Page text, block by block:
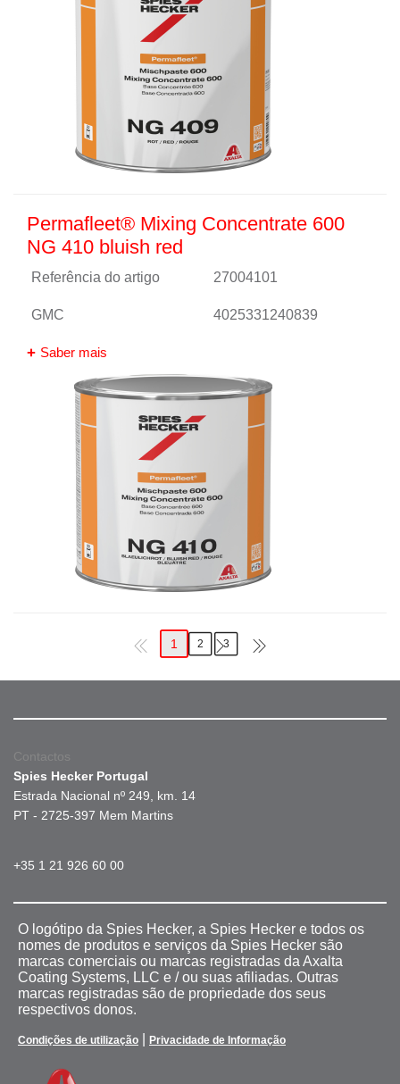
Permafleet® Mixing Concentrate 600
NG 410 bluish red
Referência do artigo 27004101
GMC 4025331240839
Saber mais
1 2 3
Contactos
Spies Hecker Portugal
Estrada Nacional nº 249, km. 14
PT - 2725-397 Mem Martins
+35 1 21 926 60 00
O logótipo da Spies Hecker, a Spies Hecker e todos os
nomes de produtos e serviços da Spies Hecker são
marcas comerciais ou marcas registradas da Axalta
Coating Systems, LLC e / ou suas afiliadas. Outras
marcas registradas são de propriedade dos seus
respectivos donos.
Condições de utilização Privacidade de Informação